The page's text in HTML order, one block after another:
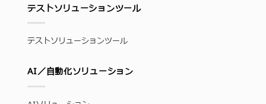
テストソリューションツール
テストソリューションツール
AI／自動化ソリューション